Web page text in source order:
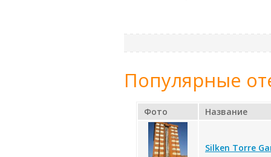
Популярные
Фото Название
Silken Torre